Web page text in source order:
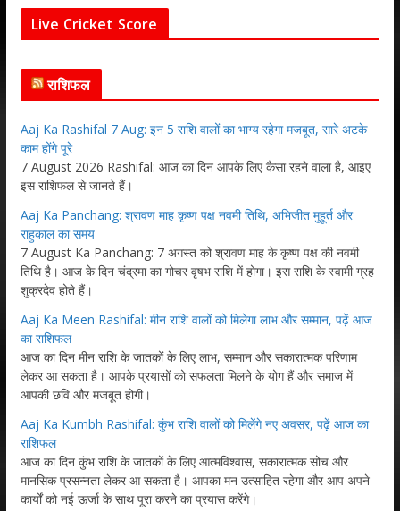
Live Cricket Score
राशिफल
Aaj Ka Rashifal 7 Aug: इन 5 राशि वालों का भाग्य रहेगा मजबूत, सारे अटके
काम होंगे पूरे
7 August 2026 Rashifal: आज का दिन आपके लिए कैसा रहने वाला है, आइए
इस राशिफल से जानते हैं।
Aaj Ka Panchang: श्रावण माह कृष्ण पक्ष नवमी तिथि, अभिजीत मुहूर्त और
राहुकाल का समय
7 August Ka Panchang: 7 अगस्त को श्रावण माह के कृष्ण पक्ष की नवमी
तिथि है। आज के दिन चंद्रमा का गोचर वृषभ राशि में होगा। इस राशि के स्वामी ग्रह
शुक्रदेव होते हैं।
Aaj Ka Meen Rashifal: मीन राशि वालों को मिलेगा लाभ और सम्मान, पढ़ें आज
का राशिफल
आज का दिन मीन राशि के जातकों के लिए लाभ, सम्मान और सकारात्मक परिणाम
लेकर आ सकता है। आपके प्रयासों को सफलता मिलने के योग हैं और समाज में
आपकी छवि और मजबूत होगी।
Aaj Ka Kumbh Rashifal: कुंभ राशि वालों को मिलेंगे नए अवसर, पढ़ें आज का
राशिफल
आज का दिन कुंभ राशि के जातकों के लिए आत्मविश्वास, सकारात्मक सोच और
मानसिक प्रसन्नता लेकर आ सकता है। आपका मन उत्साहित रहेगा और आप अपने
कार्यों को नई ऊर्जा के साथ पूरा करने का प्रयास करेंगे।